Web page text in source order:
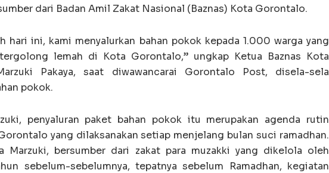
dari Badan Amil Zakat Nasional (Baznas) Kota Gorontalo.
hari ini, kami menyalurkan bahan pokok kepada 1.000 warga yang
lemah di Kota Gorontalo,” ungkap Ketua Baznas Kota
Pakaya, saat diwawancarai Gorontalo Post, disela-sela
pokok.
penyaluran paket bahan pokok itu merupakan agenda rutin
yang dilaksanakan setiap menjelang bulan suci ramadhan.
Marzuki, bersumber dari zakat para muzakki yang dikelola oleh
sebelum-sebelumnya, tepatnya sebelum Ramadhan, kegiatan